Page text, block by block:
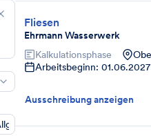
Fliesen
Ehrmann Wasserwerk
Kalkulationsphase
Arbeitsbeginn: 01.06.2027
Ausschreibung anzeigen